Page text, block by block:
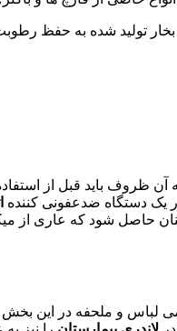
بخار تولید شده به حفظ
باید قبل از استفاده
یک دستگاه ضدعفونی کننده
حاصل شود که عاری از
لباس و ملحفه در این